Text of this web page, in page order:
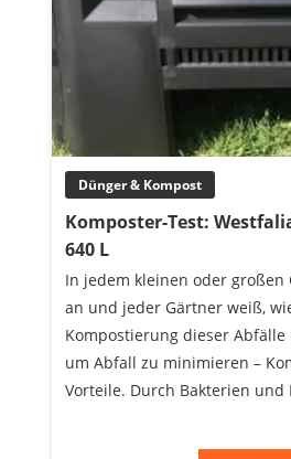
Dünger & Kompost
Komposter-Test:
640 L
In jedem kleinen oder großen
an und jeder Gärtner weiß,
Kompostierung dieser
um Abfall zu minimieren –
Vorteile. Durch Bakterien und